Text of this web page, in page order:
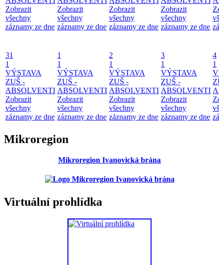
Zobrazit
všechny
záznamy ze dne
Zobrazit
všechny
záznamy ze dne
Zobrazit
všechny
záznamy ze dne
Zobrazit
všechny
záznamy ze dne
31
1
VÝSTAVA
ZUŠ -
ABSOLVENTI
Zobrazit
všechny
záznamy ze dne
1
1
VÝSTAVA
ZUŠ -
ABSOLVENTI
Zobrazit
všechny
záznamy ze dne
2
1
VÝSTAVA
ZUŠ -
ABSOLVENTI
Zobrazit
všechny
záznamy ze dne
3
1
VÝSTAVA
ZUŠ -
ABSOLVENTI
Zobrazit
všechny
záznamy ze dne
4
1
Mikroregion
Mikroregion Ivanovická brána
Virtuální prohlídka